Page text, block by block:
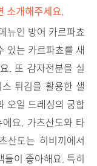
소개해주세요.
뉴인 방어 카르파쵸
있는 카르파쵸를 새
. 또 감자전분을 실
튀김을 활용한 샐
오일 드레싱의 궁합
요. 가츠산도와 타
산도는 히비끼에서
이 좋아해요. 특히